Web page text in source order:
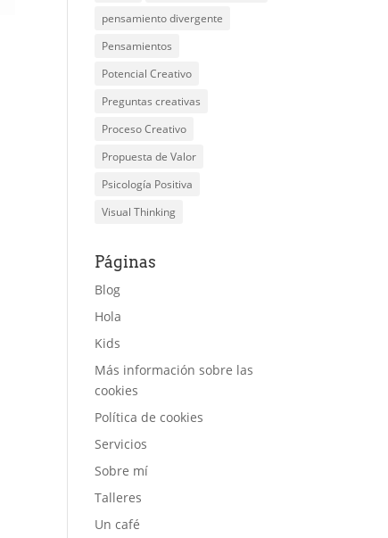
pensamiento divergente
Pensamientos
Potencial Creativo
Preguntas creativas
Proceso Creativo
Propuesta de Valor
Psicología Positiva
Visual Thinking
Páginas
Blog
Hola
Kids
Más información sobre las
cookies
Política de cookies
Servicios
Sobre mí
Talleres
Un café